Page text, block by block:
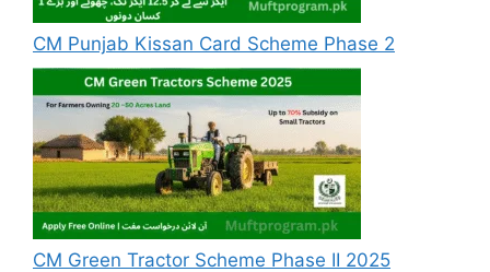
CM Punjab Kissan Card Scheme Phase 2
CM Green Tractor Scheme Phase II 2025